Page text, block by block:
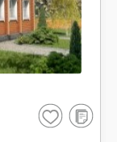
Сохранить
В